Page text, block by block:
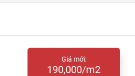
Giá mới:
190,000/m2